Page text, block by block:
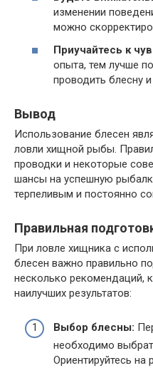
изменении
можно
Приучайтесь к
опыта, тем лучше
проводить блесну
Вывод
Использование блесен
ловли хищной рыбы.
проводки и некоторые
шансы на успешную
терпеливым и постоянно
Правильная
При ловле хищника с
блесен важно правильно
несколько рекомендаций,
наилучших результатов:
Выбор блесны:
необходимо
Ориентируйтесь